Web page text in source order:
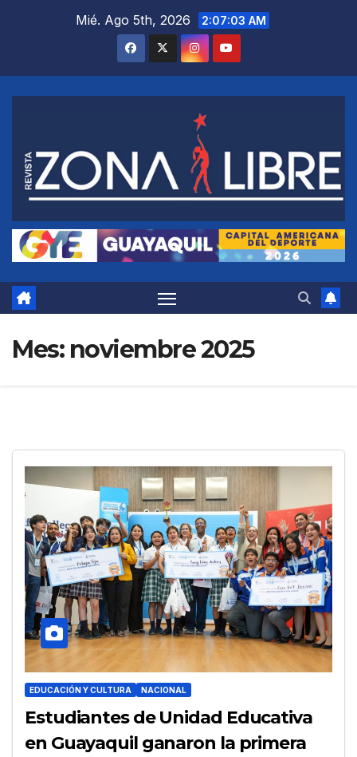
Mié. Ago 5th, 2026 2:07:04 AM
Mes: noviembre 2025
EDUCACIÓN Y CULTURA NACIONAL
Estudiantes de Unidad Educativa
en Guayaquil ganaron la primera